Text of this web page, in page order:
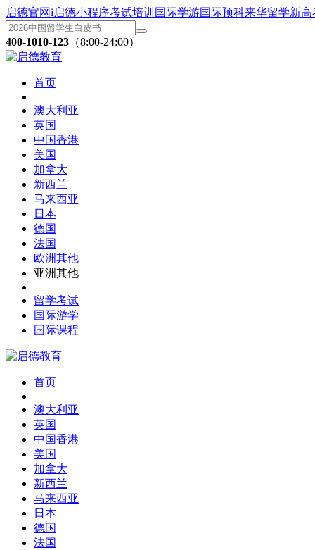
启德官网i启德小程序考试培训 国际学游国际预科来华留学新高
400-1010-123 （8:00-24:00）
首页
澳大利亚
英国
中国香港
美国
加拿大
新西兰
马来西亚
日本
德国
法国
欧洲其他
亚洲其他
留学考试
国际游学
国际课程
首页
澳大利亚
英国
中国香港
美国
加拿大
新西兰
马来西亚
日本
德国
法国